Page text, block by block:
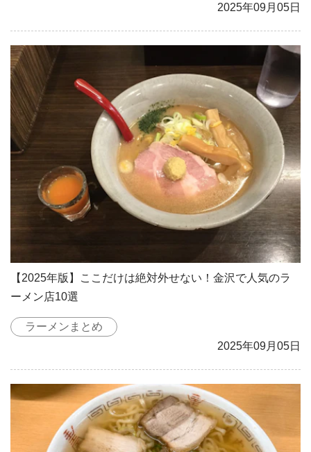
2025年09月05日
【2025年版】ここだけは絶対外せない！金沢で人気のラ
ーメン店10選
ラーメンまとめ
2025年09月05日